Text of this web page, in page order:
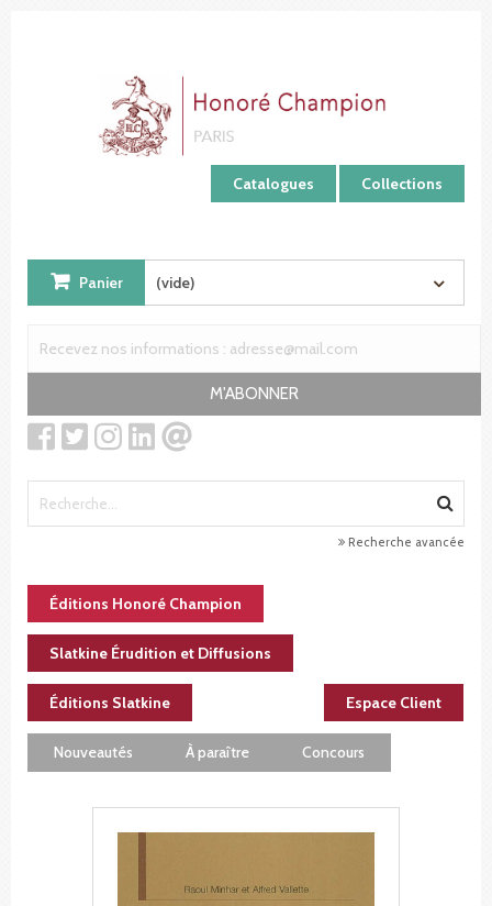
Catalogues Collections
Panier (vide)
M'ABONNER
Recherche avancée
Éditions Honoré Champion
Slatkine Érudition et Diffusions
Éditions Slatkine Espace Client
Nouveautés À paraître Concours